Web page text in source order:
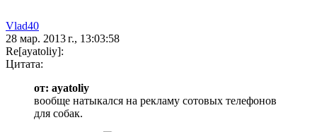
Vlad40
28 мар. 2013 г., 13:03:58
Re[ayatoliy]:
Цитата:
от: ayatoliy
вообще натыкался на рекламу сотовых телефонов
для собак.